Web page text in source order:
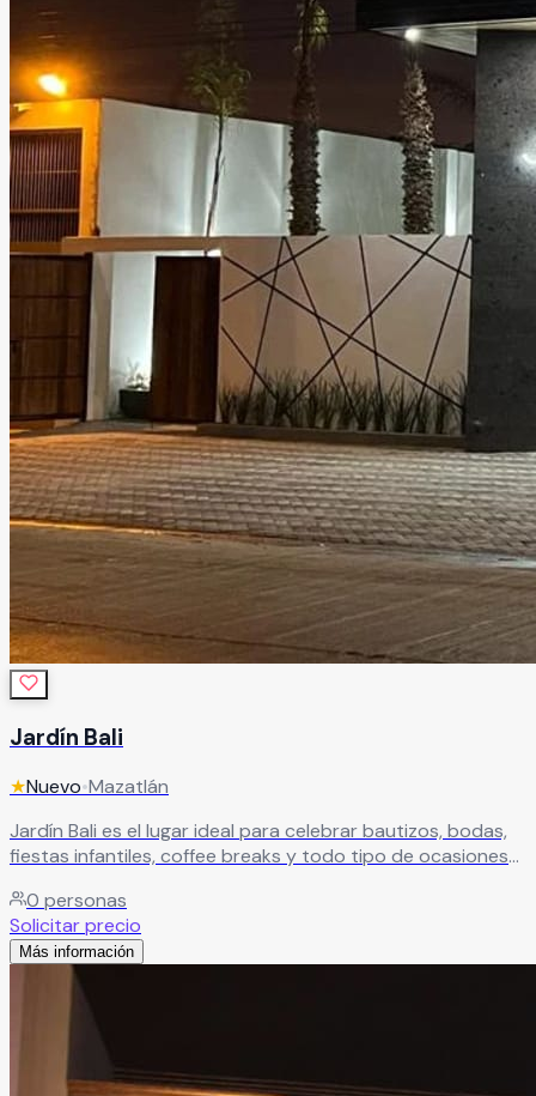
Jardín Bali
★Nuevo•Mazatlán
Jardín Bali es el lugar ideal para celebrar bautizos, bodas,
fiestas infantiles, coffee breaks y todo tipo de ocasiones
adapta a tus necesidades, permitiéndonos encargarnos
de cada detalle para que disfrutes una celebración sin
preocupaciones.
0 personas
Solicitar precio
Más información